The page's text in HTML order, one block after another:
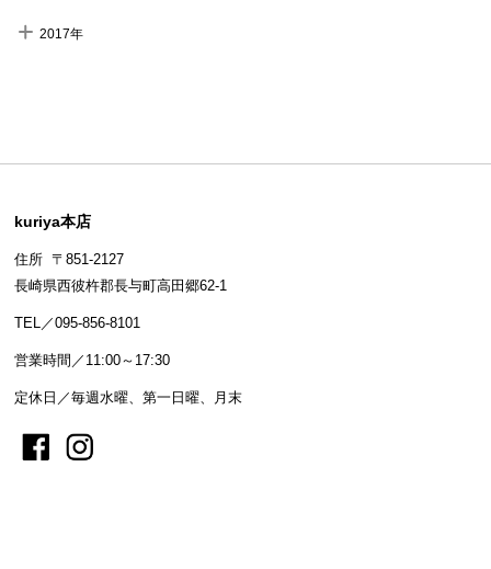
2017年
kuriya本店
住所 〒851-2127
長崎県西彼杵郡長与町高田郷62-1
TEL／095-856-8101
営業時間／11:00～17:30
定休日／毎週水曜、第一日曜、月末